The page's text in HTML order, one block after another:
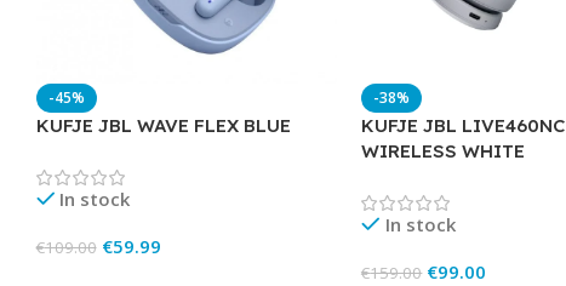
-45%
KUFJE JBL WAVE FLEX BLUE
In stock
€109.00 €59.99
-38%
KUFJE JBL LIVE460NC
WIRELESS WHITE
In stock
€159.00 €99.00